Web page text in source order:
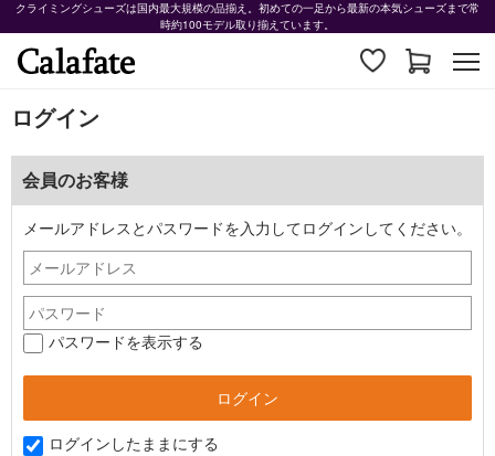
クライミングシューズは国内最大規模の品揃え。初めての一足から最新の本気シューズまで常
時約100モデル取り揃えています。
ログイン
会員のお客様
メールアドレスとパスワードを入力してログインしてください。
パスワードを表示する
ログインしたままにする